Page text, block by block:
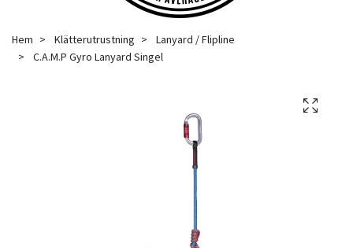
Hem Klätterutrustning
Lanyard / Flipline
C.A.M.P Gyro Lanyard Singel